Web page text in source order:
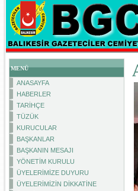
MENÜ
ANASAYFA
HABERLER
TARİHÇE
TÜZÜK
KURUCULAR
BAŞKANLAR
BAŞKANIN MESAJI
YÖNETİM KURULU
ÜYELERİMİZE DUYURU
ÜYELERİMİZİN DİKKATİNE